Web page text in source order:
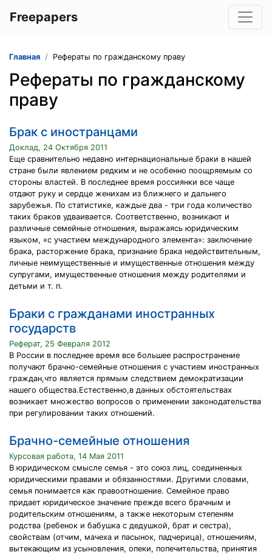
Freepapers
Главная Рефераты по гражданскому праву
Рефераты по гражданскому
праву
Брак с иностранцами
Доклад, 24 Октября 2011
Еще сравнительно недавно интернациональные браки в нашей
стране были явлением редким и не особенно поощряемым со
стороны властей. В последнее время россиянки все чаще
отдают руку и сердце женихам из ближнего и дальнего
зарубежья. По статистике, каждые два - три года количество
таких браков удваивается. Соответственно, возникают и
различные семейные отношения, выражаясь юридическим
языком, «с участием международного элемента»: заключение
брака, расторжение брака, признание брака недействительным,
личные неимущественные и имущественные отношения между
супругами, имущественные отношения между родителями и
детьми и т. п.
Браки с гражданами иностранных
государств
Реферат, 25 Февраля 2012
В России в последнее время все большее распространение
получают брачно-семейные отношения с участием иностранных
граждан,что является прямым следствием демократизации
нашего общества.Естественно,в данных обстоятельствах
возникает множество вопросов о применении законодательства
при регулировании таких отношений.
Брачно-семейные отношения
Курсовая работа, 14 Мая 2011
В юридическом смысле семья - это союз лиц, соединенных
юридическими правами и обязанностями. Другими словами,
семья понимается как правоотношение. Семейное право
придает юридическое значение прежде всего брачным и
родительским отношениям, а также некоторым степеням
родства (ребенок и бабушка с дедушкой, брат и сестра),
свойствам (отчим, мачеха и пасынок, падчерица), отношениям,
вытекающим из усыновления, опеки, попечительства, принятия